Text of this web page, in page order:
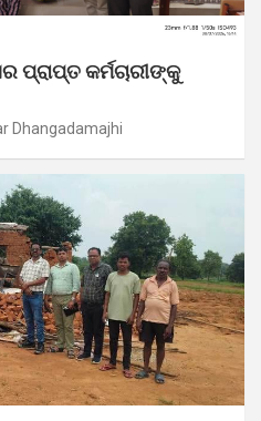
କର୍ମଚାରୀଙ୍କୁ
Dhangadamajhi